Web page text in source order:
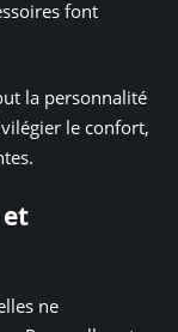
font
la personnalité
le confort,
ne